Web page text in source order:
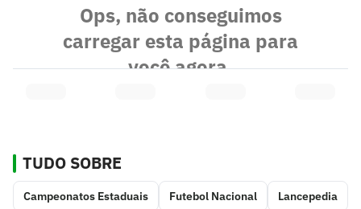
TUDO SOBRE
Campeonatos Estaduais Futebol Nacional Lancepedia